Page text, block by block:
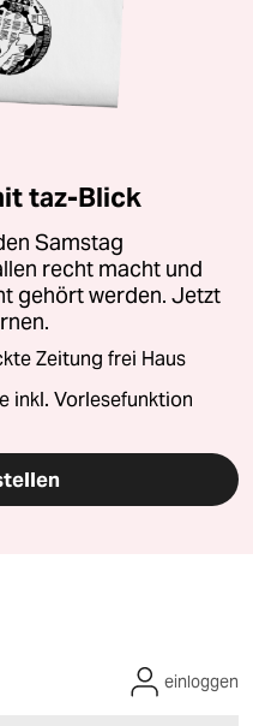
taz-Blick
Samstag
recht macht und
gehört werden. Jetzt
Zeitung frei Haus
inkl. Vorlesefunktion
einloggen